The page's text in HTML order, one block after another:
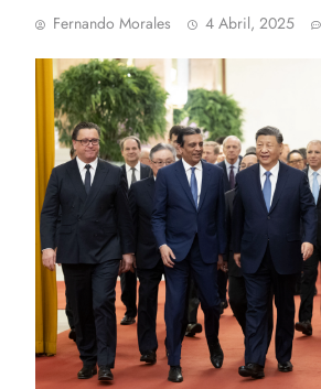
Fernando Morales 4 Abril, 2025